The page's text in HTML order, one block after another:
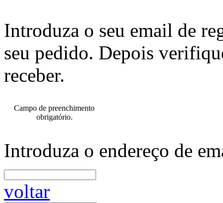
Introduza o seu email de
seu pedido. Depois
receber.
Campo de preenchimento
obrigatório.
Introduza o endereço de
voltar